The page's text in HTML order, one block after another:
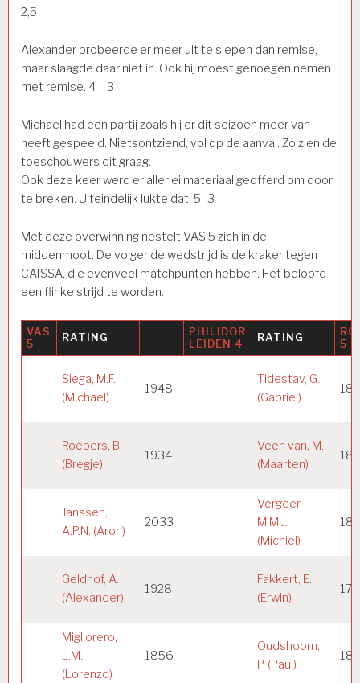
2,5
Alexander probeerde er meer uit te slepen dan remise,
maar slaagde daar niet in. Ook hij moest genoegen nemen
met remise. 4 – 3
Michael had een partij zoals hij er dit seizoen meer van
heeft gespeeld. Nietsontziend, vol op de aanval. Zo zien de
toeschouwers dit graag.
Ook deze keer werd er allerlei materiaal geofferd om door
te breken. Uiteindelijk lukte dat. 5 -3
Met deze overwinning nestelt VAS 5 zich in de
middenmoot. De volgende wedstrijd is de kraker tegen
CAISSA, die evenveel matchpunten hebben. Het beloofd
een flinke strijd te worden.
VAS
5
RATING
PHILIDOR
LEIDEN 4
RATING
5
Siega, M.F.
(Michael)
1948
Tidestav, G.
(Gabriel)
Roebers, B.
(Bregje)
1934
Veen van, M.
(Maarten)
Janssen,
A.P.N. (Aron)
2033
Vergeer,
M.M.J.
(Michiel)
Geldhof, A.
(Alexander)
1928
Fakkert, E.
(Erwin)
Migliorero,
L.M.
(Lorenzo)
1856
Oudshoorn,
P. (Paul)